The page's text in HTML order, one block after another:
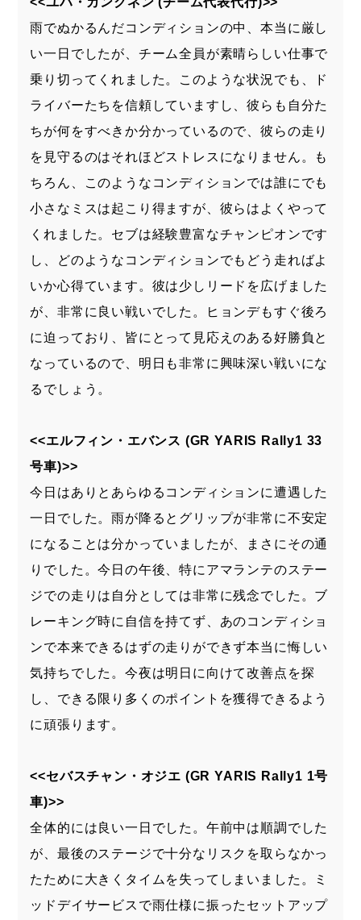
雨でぬかるんだコンディションの中、本当に厳し
い一日でしたが、チーム全員が素晴らしい仕事で
乗り切ってくれました。このような状況でも、ド
ライバーたちを信頼していますし、彼らも自分た
ちが何をすべきか分かっているので、彼らの走り
を見守るのはそれほどストレスになりません。も
ちろん、このようなコンディションでは誰にでも
小さなミスは起こり得ますが、彼らはよくやって
くれました。セブは経験豊富なチャンピオンです
し、どのようなコンディションでもどう走ればよ
いか心得ています。彼は少しリードを広げました
が、非常に良い戦いでした。ヒョンデもすぐ後ろ
に迫っており、皆にとって見応えのある好勝負と
なっているので、明日も非常に興味深い戦いにな
るでしょう。
<<エルフィン・エバンス (GR YARIS Rally1 33
号車)>>
今日はありとあらゆるコンディションに遭遇した
一日でした。雨が降るとグリップが非常に不安定
になることは分かっていましたが、まさにその通
りでした。今日の午後、特にアマランテのステー
ジでの走りは自分としては非常に残念でした。ブ
レーキング時に自信を持てず、あのコンディショ
ンで本来できるはずの走りができず本当に悔しい
気持ちでした。今夜は明日に向けて改善点を探
し、できる限り多くのポイントを獲得できるよう
に頑張ります。
<<セバスチャン・オジエ (GR YARIS Rally1 1号
車)>>
全体的には良い一日でした。午前中は順調でした
が、最後のステージで十分なリスクを取らなかっ
たために大きくタイムを失ってしまいました。ミ
ッドデイサービスで雨仕様に振ったセットアップ